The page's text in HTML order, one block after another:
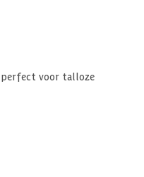
perfect voor talloze